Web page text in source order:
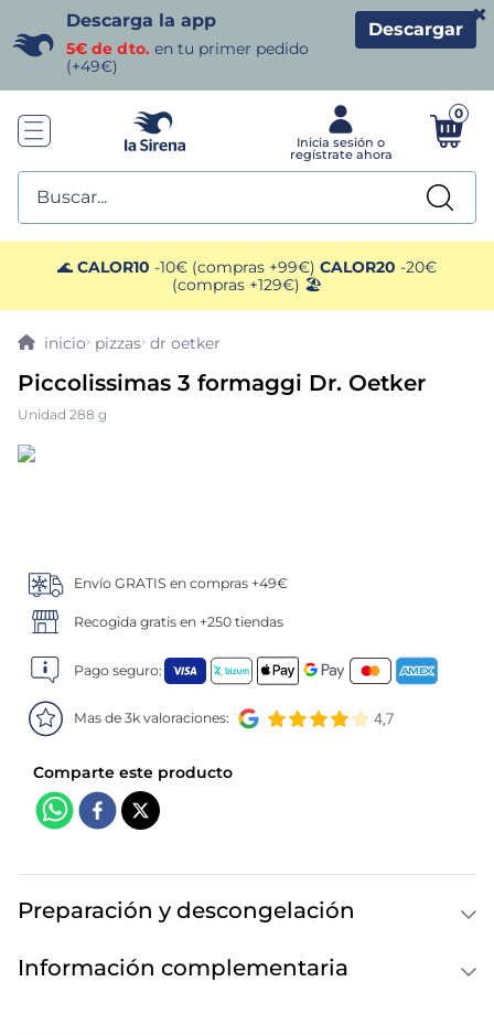
Descarga la app
5€ de dto. en tu primer pedido
(+49€)
Descargar
×
0
Buscar...
🌊 CALOR10 -10€ (compras +99€) CALOR20 -20€
(compras +129€) 🏖️
pizzas dr oetker
Piccolissimas 3 formaggi Dr. Oetker
Unidad 288 g
Envío GRATIS en compras +49€
Recogida gratis en +250 tiendas
Pago seguro:
Mas de 3k valoraciones:
Preparación y descongelación
Información complementaria
TÉRMINOS MÁS BUSCADOS
1. helados sirena
gambas
3 patatas
6. croquetas
. canelones
10. pollo